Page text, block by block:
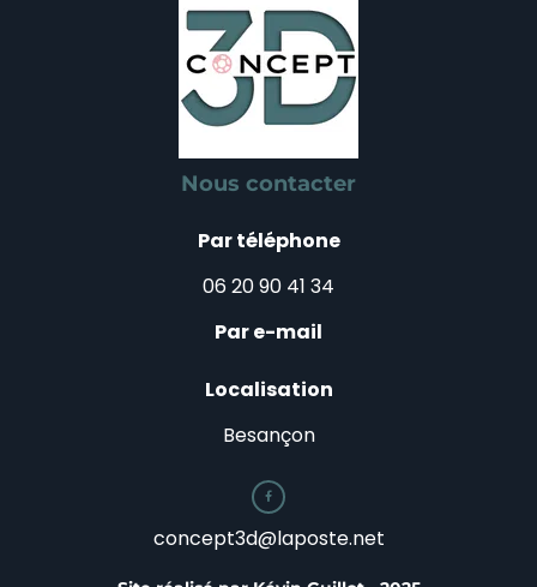
Nous contacter
Par téléphone
06 20 90 41 34
Par e-mail
Localisation
Besançon

concept3d@laposte.net